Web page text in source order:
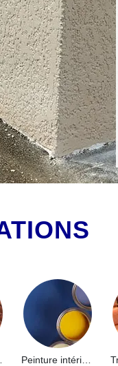
Peinture intérieure 91